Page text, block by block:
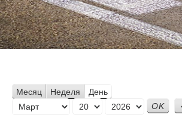
Месяц Неделя День
Месяц